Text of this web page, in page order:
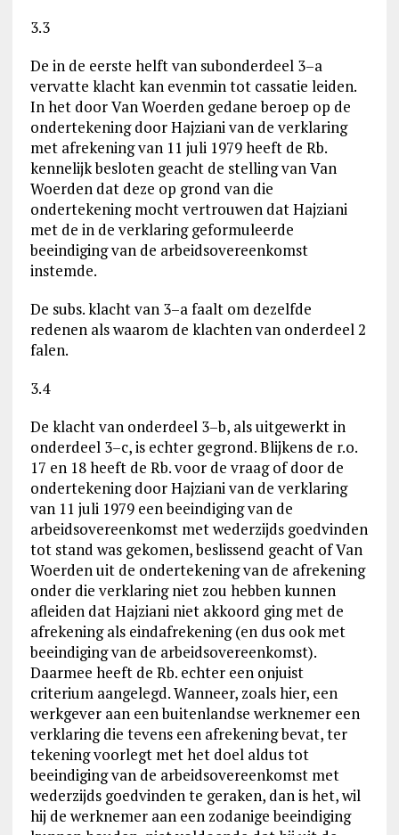
3.3
De in de eerste helft van subonderdeel 3–a
vervatte klacht kan evenmin tot cassatie leiden.
In het door Van Woerden gedane beroep op de
ondertekening door Hajziani van de verklaring
met afrekening van 11 juli 1979 heeft de Rb.
kennelijk besloten geacht de stelling van Van
Woerden dat deze op grond van die
ondertekening mocht vertrouwen dat Hajziani
met de in de verklaring geformuleerde
beeindiging van de arbeidsovereenkomst
instemde.
De subs. klacht van 3–a faalt om dezelfde
redenen als waarom de klachten van onderdeel 2
falen.
3.4
De klacht van onderdeel 3–b, als uitgewerkt in
onderdeel 3–c, is echter gegrond. Blijkens de r.o.
17 en 18 heeft de Rb. voor de vraag of door de
ondertekening door Hajziani van de verklaring
van 11 juli 1979 een beeindiging van de
arbeidsovereenkomst met wederzijds goedvinden
tot stand was gekomen, beslissend geacht of Van
Woerden uit de ondertekening van de afrekening
onder die verklaring niet zou hebben kunnen
afleiden dat Hajziani niet akkoord ging met de
afrekening als eindafrekening (en dus ook met
beeindiging van de arbeidsovereenkomst).
Daarmee heeft de Rb. echter een onjuist
criterium aangelegd. Wanneer, zoals hier, een
werkgever aan een buitenlandse werknemer een
verklaring die tevens een afrekening bevat, ter
tekening voorlegt met het doel aldus tot
beeindiging van de arbeidsovereenkomst met
wederzijds goedvinden te geraken, dan is het, wil
hij de werknemer aan een zodanige beeindiging